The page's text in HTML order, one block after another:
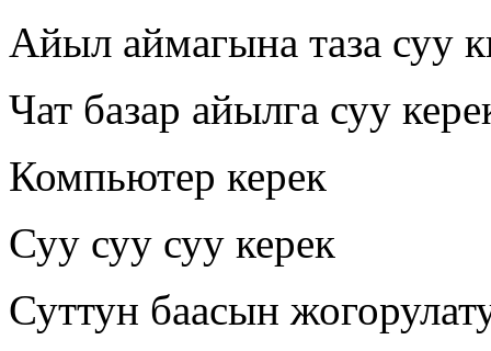
Айыл аймагына таза суу
Чат базар айылга суу
Компьютер керек
Суу суу суу керек
Суттун баасын